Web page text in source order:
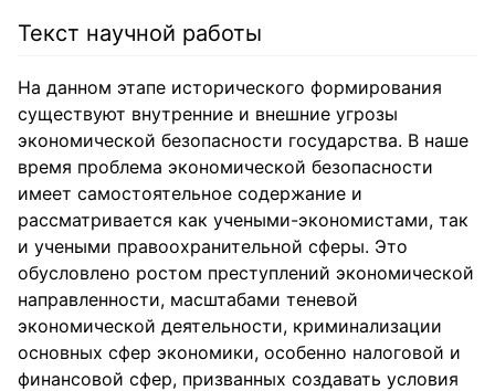
Текст научной работы
На данном этапе исторического формирования
существуют внутренние и внешние угрозы
экономической безопасности государства. В наше
время проблема экономической безопасности
имеет самостоятельное содержание и
рассматривается как учеными-экономистами, так
и учеными правоохранительной сферы. Это
обусловлено ростом преступлений экономической
направленности, масштабами теневой
экономической деятельности, криминализации
основных сфер экономики, особенно налоговой и
финансовой сфер, призванных создавать условия